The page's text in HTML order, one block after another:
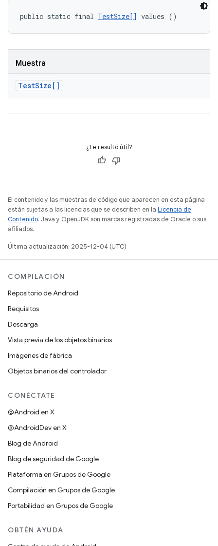
public static final TestSize[] values ()
Muestra
TestSize[]
¿Te resultó útil?
El contenido y las muestras de código que aparecen en esta página
están sujetas a las licencias que se describen en la Licencia de
Contenido. Java y OpenJDK son marcas registradas de Oracle o sus
afiliados.
Última actualización: 2025-12-04 (UTC)
COMPILACIÓN
Repositorio de Android
Requisitos
Descarga
Vista previa de los objetos binarios
Imágenes de fábrica
Objetos binarios del controlador
CONÉCTATE
@Android en X
@AndroidDev en X
Blog de Android
Blog de seguridad de Google
Plataforma en Grupos de Google
Compilación en Grupos de Google
Portabilidad en Grupos de Google
OBTÉN AYUDA